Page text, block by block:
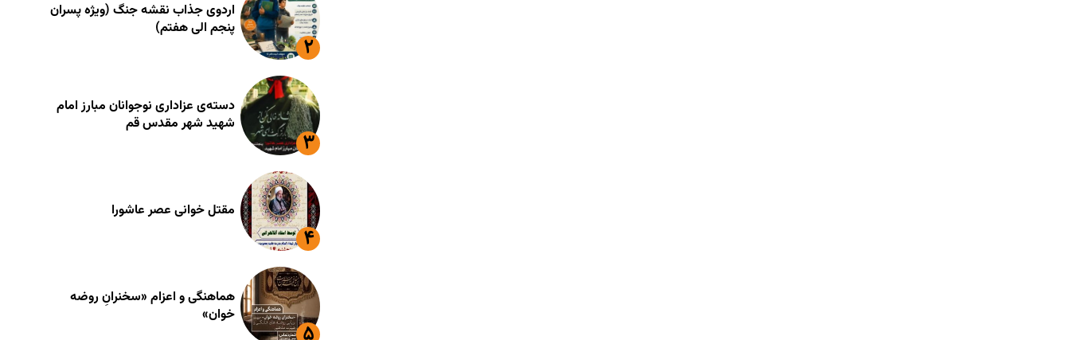
اردوی جذاب نقشه جنگ (ویژه پسران
پنجم الی هفتم)
دسته‌ی عزاداری نوجوانان مبارز امام
شهید شهر مقدس قم
مقتل خوانی عصر عاشورا
هماهنگی و اعزام «سخنرانِ روضه
خوان»